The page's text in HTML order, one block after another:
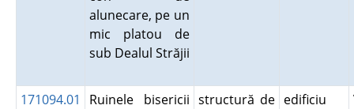
alunecare, pe un
mic platou de
sub Dealul Străjii
171094.01
Ruinele bisericii structură de edificiu